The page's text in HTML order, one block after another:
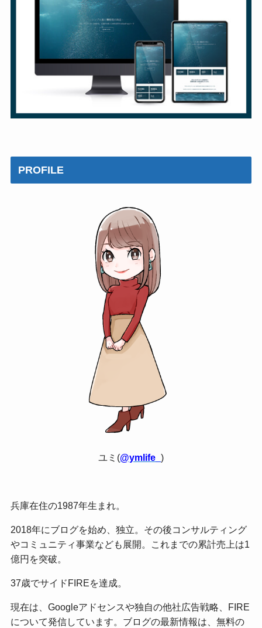
PROFILE
ユミ(@ymlife_ )
兵庫在住の1987年生まれ。
2018年にブログを始め、独立。その後コンサルティング
やコミュニティ事業なども展開。これまでの累計売上は1
億円を突破。
37歳でサイドFIREを達成。
現在は、Googleアドセンスや独自の他社広告戦略、FIRE
について発信しています。ブログの最新情報は、無料の